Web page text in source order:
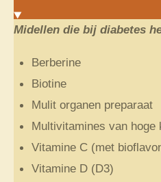
Midellen die bij diabetes
Berberine
Biotine
Mulit organen preparaat
Multivitamines van hoge
Vitamine C (met
Vitamine D (D3)